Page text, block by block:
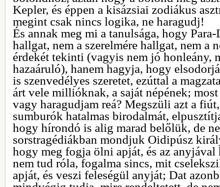
Kepler, és éppen a kisázsiai zodiákus
megint csak nincs logika, ne haragudj!
És annak meg mi a tanulsága, hogy
hallgat, nem a szerelmére hallgat, nem a
érdekét tekinti (vagyis nem jó honleány,
hazaáruló), hanem hagyja, hogy
is szenvedélyes szeretet, ezúttal a
árt vele millióknak, a saját népének; most
vagy haragudjam reá? Megszüli azt a
sumburók hatalmas birodalmát,
hogy hírondó is alig marad belőlük, de
sorstragédiákban mondjuk Oidipúsz
hogy meg fogja ölni apját, és az anyjával
nem tud róla, fogalma sincs, mit
apját, és veszi feleségül anyját; Dat